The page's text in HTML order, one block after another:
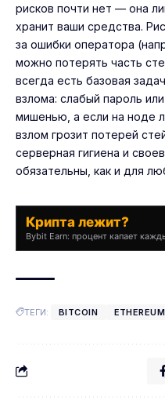
рисков почти нет — она
хранит ваши средства.
за ошибки оператора
можно потерять часть
всегда есть базовая
взлома: слабый пароль
мишенью, а если на ноде
взлом грозит потерей
серверная гигиена и
обязательны, как и для
Крипта лежит?
Bybit Earn: процент капает
ТЕГИ: BITCOIN ETHEREUM